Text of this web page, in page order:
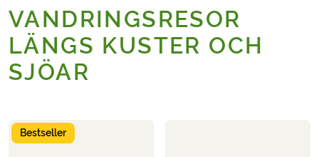
VANDRINGSRESOR
LÄNGS KUSTER OCH
SJÖAR
Bestseller